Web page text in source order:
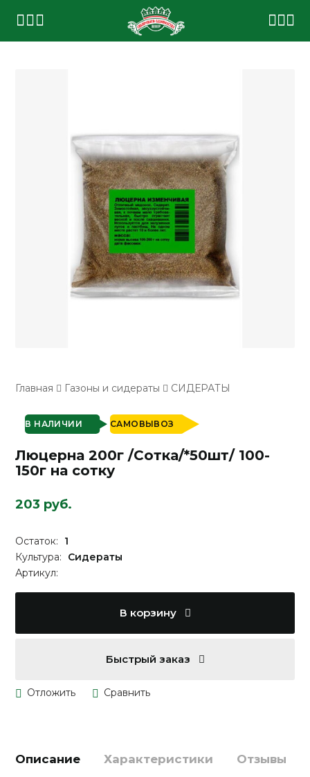
Главная Газоны и сидераты СИДЕРАТЫ
В НАЛИЧИИ САМОВЫВОЗ
Люцерна 200г /Сотка/*50шт/ 100-
150г на сотку
203 руб.
Остаток:
1
Культура:
Сидераты
Артикул:
В корзину
Быстрый заказ
Описание Характеристики Отзывы